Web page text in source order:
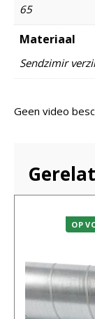
65
Materiaal
Sendzimir
Geen video
OP